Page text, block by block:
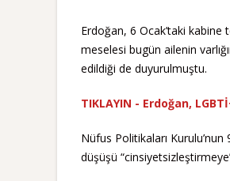
Erdoğan, 6 Ocak’taki kabine
meselesi bugün ailenin
edildiği de duyurulmuştu.
TIKLAYIN - Erdoğan,
Nüfus Politikaları Kurulu’nun
düşüşü